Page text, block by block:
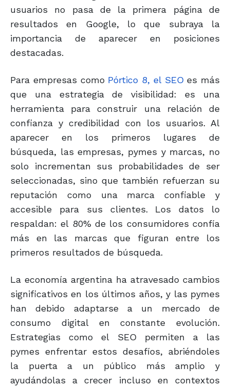
usuarios no pasa de la primera página de
resultados en Google, lo que subraya la
importancia de aparecer en posiciones
destacadas.
Para empresas como Pórtico 8, el SEO es más
que una estrategia de visibilidad: es una
herramienta para construir una relación de
confianza y credibilidad con los usuarios. Al
aparecer en los primeros lugares de
búsqueda, las empresas, pymes y marcas, no
solo incrementan sus probabilidades de ser
seleccionadas, sino que también refuerzan su
reputación como una marca confiable y
accesible para sus clientes. Los datos lo
respaldan: el 80% de los consumidores confía
más en las marcas que figuran entre los
primeros resultados de búsqueda.
La economía argentina ha atravesado cambios
significativos en los últimos años, y las pymes
han debido adaptarse a un mercado de
consumo digital en constante evolución.
Estrategias como el SEO permiten a las
pymes enfrentar estos desafíos, abriéndoles
la puerta a un público más amplio y
ayudándolas a crecer incluso en contextos